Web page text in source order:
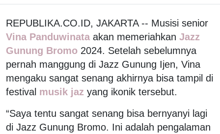
REPUBLIKA.CO.ID, JAKARTA -- Musisi senior
Vina Panduwinata akan memeriahkan Jazz
Gunung Bromo 2024. Setelah sebelumnya
pernah manggung di Jazz Gunung Ijen, Vina
mengaku sangat senang akhirnya bisa tampil di
festival musik jaz yang ikonik tersebut.
“Saya tentu sangat senang bisa bernyanyi lagi
di Jazz Gunung Bromo. Ini adalah pengalaman